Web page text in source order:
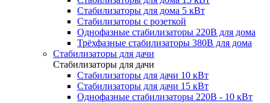
Стабилизаторы для дома 5 кВт
Стабилизаторы с розеткой
Однофазные стабилизаторы 220В для дома
Трёхфазные стабилизаторы 380В для дома
Стабилизаторы для дачи
Стабилизаторы для дачи
Стабилизаторы для дачи 10 кВт
Стабилизаторы для дачи 15 кВт
Однофазные стабилизаторы 220В - 10 кВт